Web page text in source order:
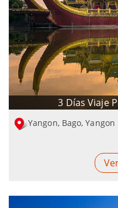
3 Días Viaje
Yangon, Bago, Yangon